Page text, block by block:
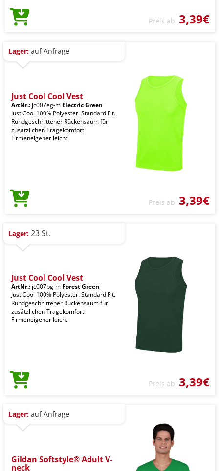
Preis ab 3,39€
Lager: auf Anfrage
Just Cool Cool Vest
ArtNr.: jc007eg-m Electric Green
Just Cool 100% Polyester. Standard Fit.
Rundgeschnittener Rückensaum für
zusätzlichen Tragekomfort.
Firmeneigener leicht
Preis ab 3,39€
Lager: 23 St.
Just Cool Cool Vest
ArtNr.: jc007bg-m Forest Green
Just Cool 100% Polyester. Standard Fit.
Rundgeschnittener Rückensaum für
zusätzlichen Tragekomfort.
Firmeneigener leicht
Preis ab 3,39€
Lager: auf Anfrage
Gildan Softstyle® Adult V-
neck